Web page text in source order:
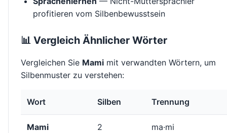
profitieren vom Silbenbewusstsein
📊 Vergleich Ähnlicher Wörter
Vergleichen Sie Mami mit verwandten Wörtern, um
Silbenmuster zu verstehen:
Wort Silben Trennung
Mami 2 ma·mi